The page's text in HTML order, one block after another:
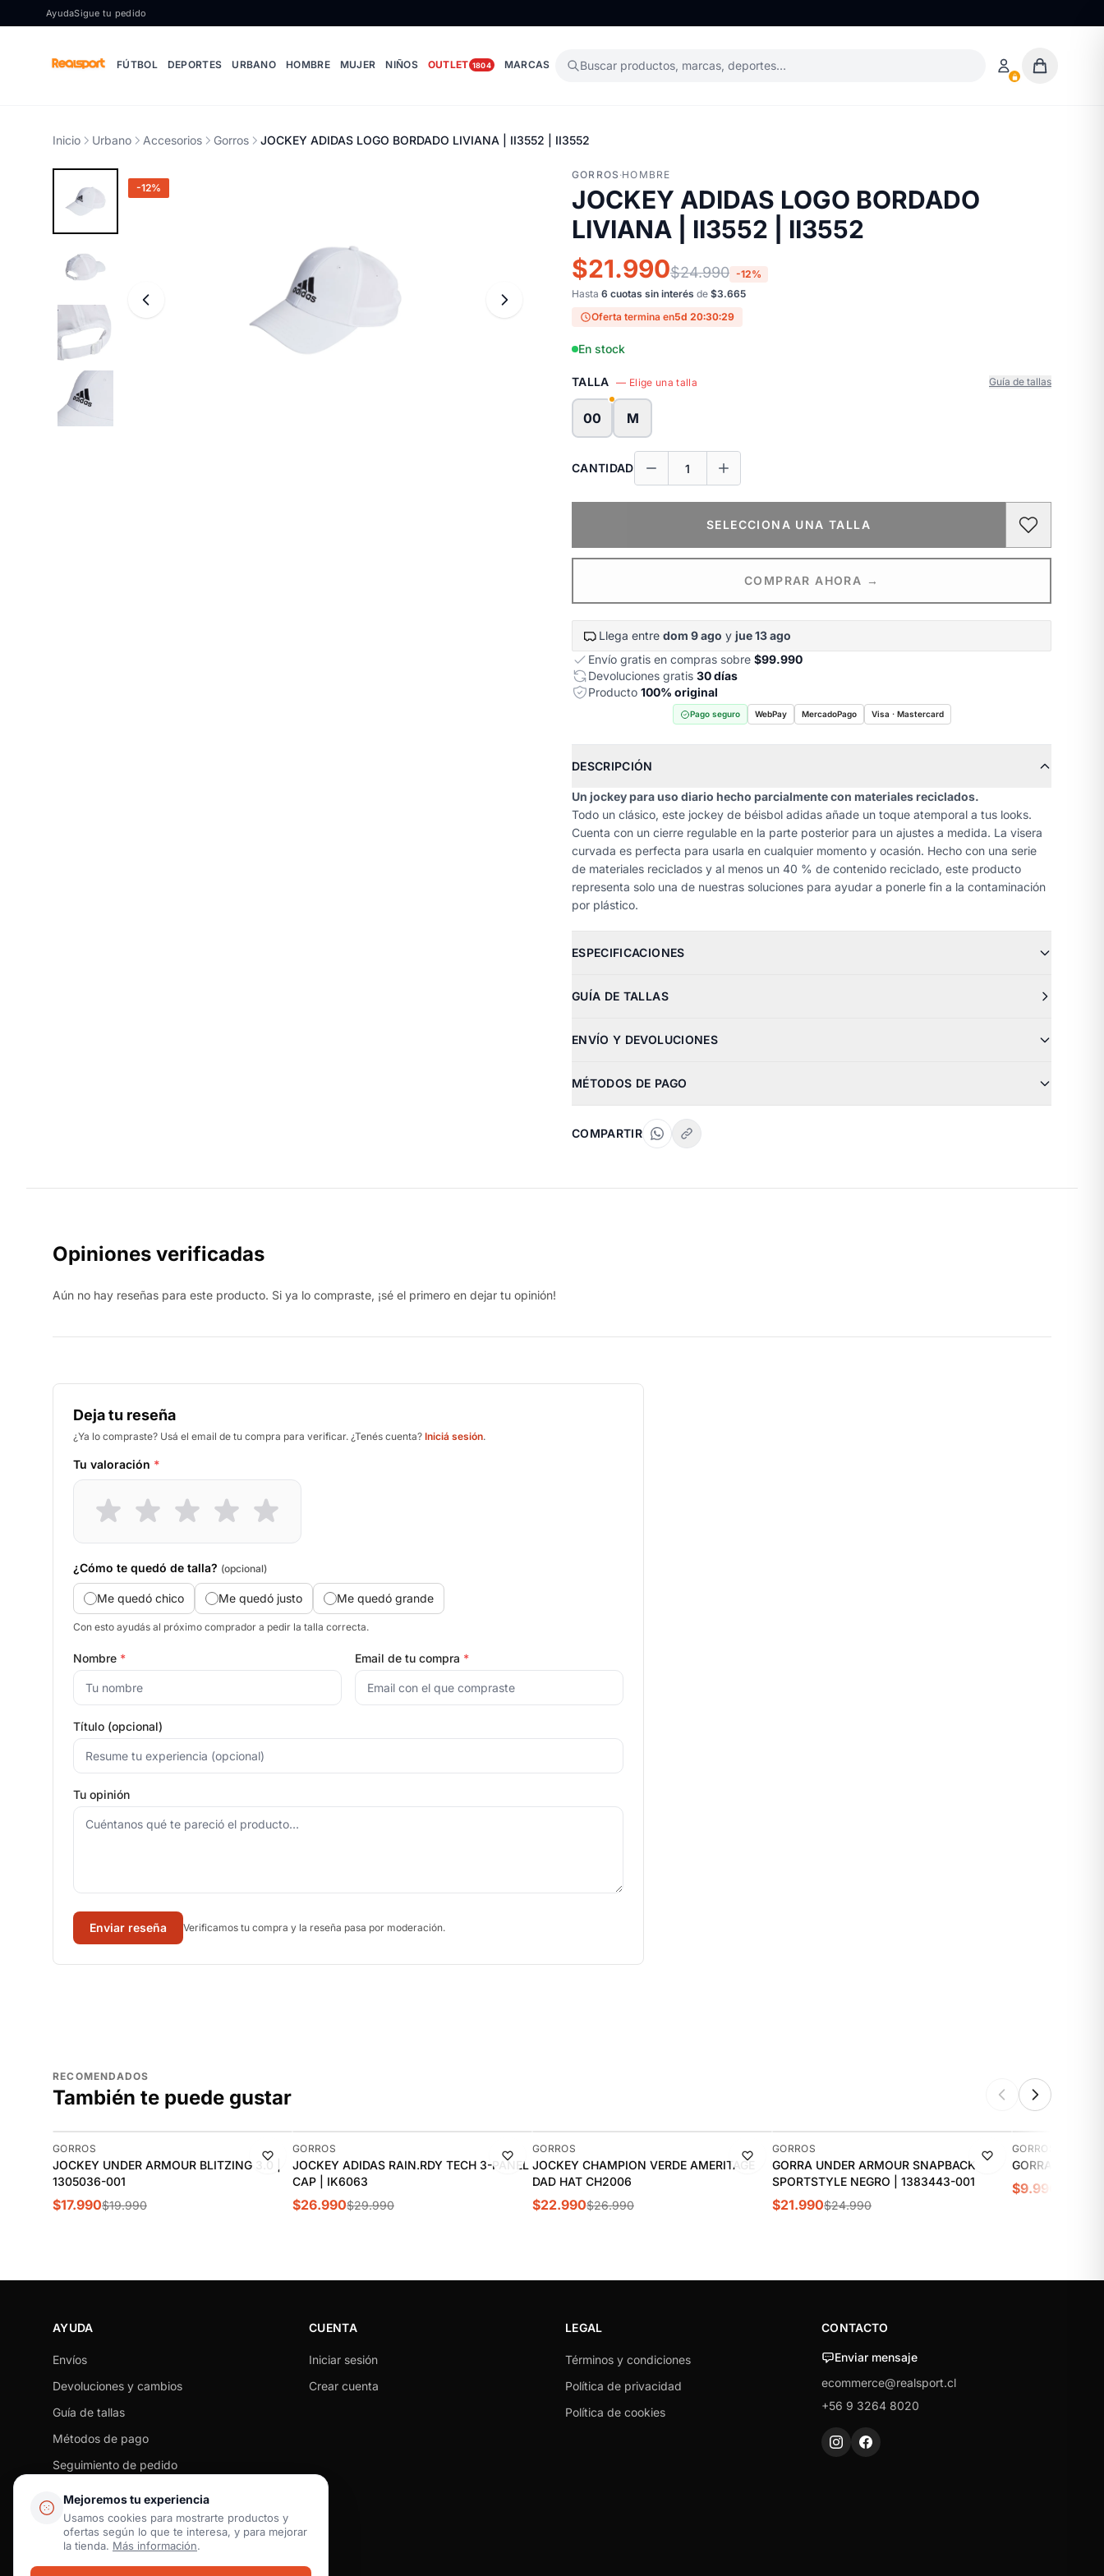
Ir al contenido
Mejoremos tu experiencia
Usamos cookies para mostrarte productos y
ofertas según lo que te interesa, y para mejorar
la tienda. Más información.
AyudaSigue tu pedido
FÚTBOL DEPORTES URBANO HOMBRE MUJER NIÑOS OUTLET 1804 MARCAS Buscar productos, marcas, deportes…
Inicio Urbano Accesorios Gorros JOCKEY ADIDAS LOGO BORDADO LIVIANA | II3552 | II3552
-12%
GORROS ·HOMBRE
JOCKEY ADIDAS LOGO BORDADO
LIVIANA | II3552 | II3552
$21.990$24.990 -12%
Hasta 6 cuotas sin interés de $3.665
Oferta termina en5d 20:30:28
En stock
TALLA — Elige una talla Guía de tallas
00 M
CANTIDAD
SELECCIONA UNA TALLA
COMPRAR AHORA →
Llega entre dom 9 ago y jue 13 ago
Envío gratis en compras sobre $99.990
Devoluciones gratis 30 días
Producto 100% original
Pago seguro WebPay MercadoPago Visa · Mastercard
DESCRIPCIÓN
Un jockey para uso diario hecho parcialmente con materiales reciclados.
Todo un clásico, este jockey de béisbol adidas añade un toque atemporal a tus looks.
Cuenta con un cierre regulable en la parte posterior para un ajustes a medida. La visera
curvada es perfecta para usarla en cualquier momento y ocasión. Hecho con una serie
de materiales reciclados y al menos un 40 % de contenido reciclado, este producto
representa solo una de nuestras soluciones para ayudar a ponerle fin a la contaminación
por plástico.
ESPECIFICACIONES
GUÍA DE TALLAS
ENVÍO Y DEVOLUCIONES
MÉTODOS DE PAGO
COMPARTIR
Opiniones verificadas
Aún no hay reseñas para este producto. Si ya lo compraste, ¡sé el primero en dejar tu opinión!
Deja tu reseña
¿Ya lo compraste? Usá el email de tu compra para verificar. ¿Tenés cuenta? Iniciá sesión.
Tu valoración *
¿Cómo te quedó de talla? (opcional)
Me quedó chico Me quedó justo Me quedó grande
Con esto ayudás al próximo comprador a pedir la talla correcta.
Nombre * Email de tu compra *
Título (opcional)
Tu opinión
Enviar reseña Verificamos tu compra y la reseña pasa por moderación.
RECOMENDADOS
También te puede gustar
-10%
GORROS
JOCKEY UNDER ARMOUR BLITZING 3.0 |
1305036-001
$17.990$19.990
-10%
GORROS
JOCKEY ADIDAS RAIN.RDY TECH 3-PANEL
CAP | IK6063
$26.990$29.990
-15%
GORROS
JOCKEY CHAMPION VERDE AMERITAGE
DAD HAT CH2006
$22.990$26.990
-12%
GORROS
GORRA UNDER ARMOUR SNAPBACK
SPORTSTYLE NEGRO | 1383443-001
$21.990$24.990
-23%
GORROS
GORRA
$9.990
AYUDA
Envíos
Devoluciones y cambios
Guía de tallas
Métodos de pago
Seguimiento de pedido
Tiendas físicas
Contacto
CUENTA
Iniciar sesión
Crear cuenta
LEGAL
Términos y condiciones
Política de privacidad
Política de cookies
CONTACTO
Enviar mensaje
ecommerce@realsport.cl
+56 9 3264 8020